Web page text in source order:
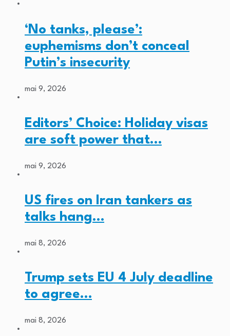
‘No tanks, please’:
euphemisms don’t conceal
Putin’s insecurity
mai 9, 2026
Editors’ Choice: Holiday visas
are soft power that…
mai 9, 2026
US fires on Iran tankers as
talks hang…
mai 8, 2026
Trump sets EU 4 July deadline
to agree…
mai 8, 2026